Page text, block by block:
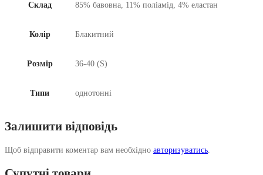
Склад 85% бавовна, 11% поліамід, 4% еластан
Колір Блакитний
Розмір 36-40 (S)
Типи однотонні
Залишити відповідь
Щоб відправити коментар вам необхідно авторизуватись